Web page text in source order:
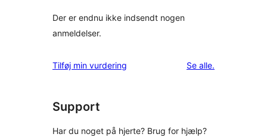
Der er endnu ikke indsendt nogen
anmeldelser.
Tilføj min vurdering Se alleanmeldelser
.
Support
Har du noget på hjerte? Brug for hjælp?